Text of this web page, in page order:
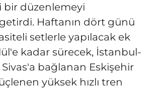
bir düzenlemeyi
Haftanın dört günü
setlerle yapılacak ek
kadar sürecek, İstanbul-
Sivas'a bağlanan Eskişehir
yüksek hızlı tren